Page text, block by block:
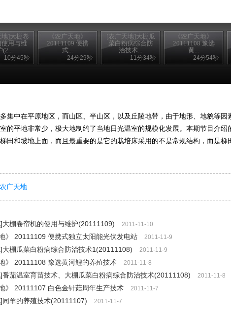
地]大棚卷
使用与维
(2...
10分45秒
《农广天地》
20111109 便携
式...
24分29秒
[农广天地]大棚瓜
菜白粉病综合防
治技术...
11分34秒
《农广天地》
20111108 豫选
黄...
24分54秒
中在平原地区，而山区、半山区，以及丘陵地带，由于地形、地貌等因
的平地非常少，极大地制约了当地日光温室的规模化发展。本期节目介绍
田和坡地上面，而且最重要的是它的栽培床采用的不是常规结构，而是梯
农广天地
大棚卷帘机的使用与维护(20111109)
2011-11-10
地》 20111109 便携式独立太阳能光伏发电站 2011-11-9
大棚瓜菜白粉病综合防治技术1(20111108) 2011-11-9
地》 20111108 豫选黄河鲤的养殖技术 2011-11-8
番茄温室育苗技术、大棚瓜菜白粉病综合防治技术(20111108) 2011-11-8
地》 20111107 白色金针菇周年生产技术 2011-11-7
同羊的养殖技术(20111107) 2011-11-7